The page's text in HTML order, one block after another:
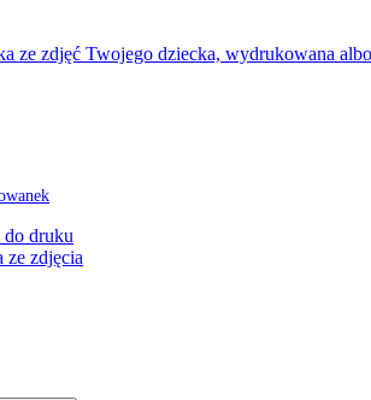
ze zdjęć Twojego dziecka, wydrukowana
druku
zdjęcia